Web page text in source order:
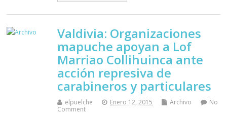
Valdivia: Organizaciones
mapuche apoyan a Lof
Marriao Collihuinca ante
acción represiva de
carabineros y particulares
elpuelche Enero 12, 2015 Archivo
No
Comment